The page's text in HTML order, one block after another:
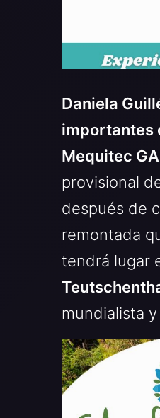
Daniela
importantes
Mequitec
provisional
después de
remontada
tendrá lugar
mundialista